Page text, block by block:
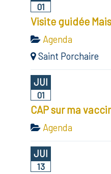
01
Visite guidée
Agenda
Saint Porchaire
JUI
01
CAP sur ma
Agenda
JUI
13